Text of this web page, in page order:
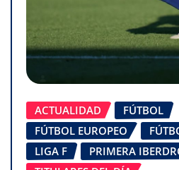
ACTUALIDAD
FÚTBOL
FÚTBOL EUROPEO
LIGA F
PRIMERA